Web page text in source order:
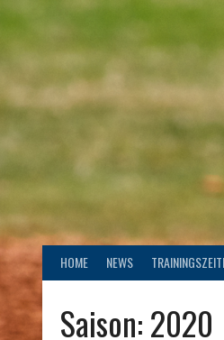
Springe
Inhalt
HOME NEWS
Saison:2020